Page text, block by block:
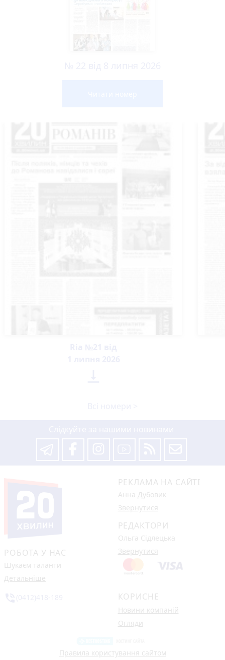
РОБОТА У НАС
Шукаєм таланти
Детальніше
РЕКЛАМА НА САЙТІ
Анна Дубовик
Звернутися
РЕДАКТОРИ
Ольга Сідлецька
Звернутися
КОРИСНЕ
Новини компаній
Огляди
Правила користування сайтом